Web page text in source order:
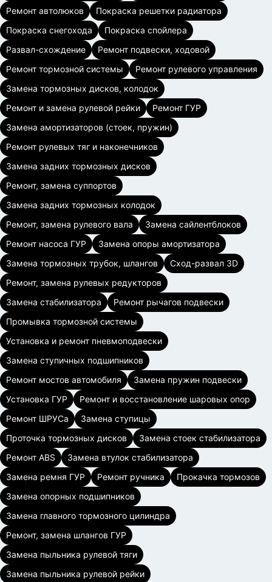
Ремонт автолюков
Покраска решетки радиатора
Покраска снегохода
Покраска спойлера
Развал-схождение
Ремонт подвески, ходовой
Ремонт тормозной системы
Ремонт рулевого управления
Замена тормозных дисков, колодок
Ремонт и замена рулевой рейки
Ремонт ГУР
Замена амортизаторов (стоек, пружин)
Ремонт рулевых тяг и наконечников
Замена задних тормозных дисков
Ремонт, замена суппортов
Замена задних тормозных колодок
Ремонт, замена рулевого вала
Замена сайлентблоков
Ремонт насоса ГУР
Замена опоры амортизатора
Замена тормозных трубок, шлангов
Сход-развал 3D
Ремонт, замена рулевых редукторов
Замена стабилизатора
Ремонт рычагов подвески
Промывка тормозной системы
Установка и ремонт пневмоподвески
Замена ступичных подшипников
Ремонт мостов автомобиля
Замена пружин подвески
Установка ГУР
Ремонт и восстановление шаровых опор
Ремонт ШРУСа
Замена ступицы
Проточка тормозных дисков
Замена стоек стабилизатора
Ремонт ABS
Замена втулок стабилизатора
Замена ремня ГУР
Ремонт ручника
Прокачка тормозов
Замена опорных подшипников
Замена главного тормозного цилиндра
Ремонт, замена шлангов ГУР
Замена пыльника рулевой тяги
Замена пыльника рулевой рейки